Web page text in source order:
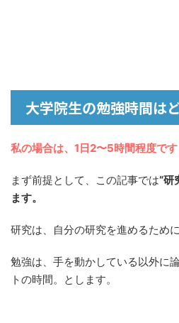
大学院生の勉強時間は
私の場合は、 1日2〜5時間程度です
まず前提として、この記事では“研
ます。
研究は、自分の研究を進めるため
勉強は、手を動かしている以外に
トの時間。とします。